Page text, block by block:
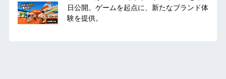
日公開。ゲームを起点に、新たなブランド体
験を提供。